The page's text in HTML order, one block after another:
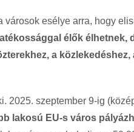
esélye arra, hogy
élők élhetnek,
a közlekedéshez,
2025. szeptember 9-ig
lakosú EU-s város